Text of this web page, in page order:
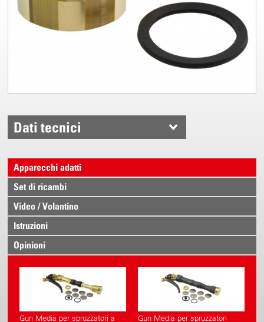
Dati tecnici
Apparecchi adatti
Set di ricambi
Video / Volantino
Istruzioni
Opinioni
Gun Media per spruzzatori a Gun Media per spruzzatori